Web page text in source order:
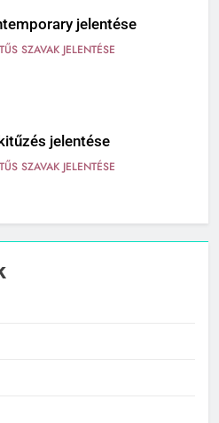
jelentése
SZAVAK JELENTÉSE
jelentése
SZAVAK JELENTÉSE
jelentése
SZAVAK JELENTÉSE